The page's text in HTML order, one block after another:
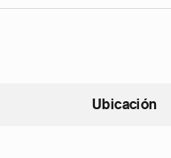
Ubicación